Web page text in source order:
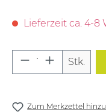
Lieferzeit ca. 4-8
ProduktStk.
Zum Merkzettel